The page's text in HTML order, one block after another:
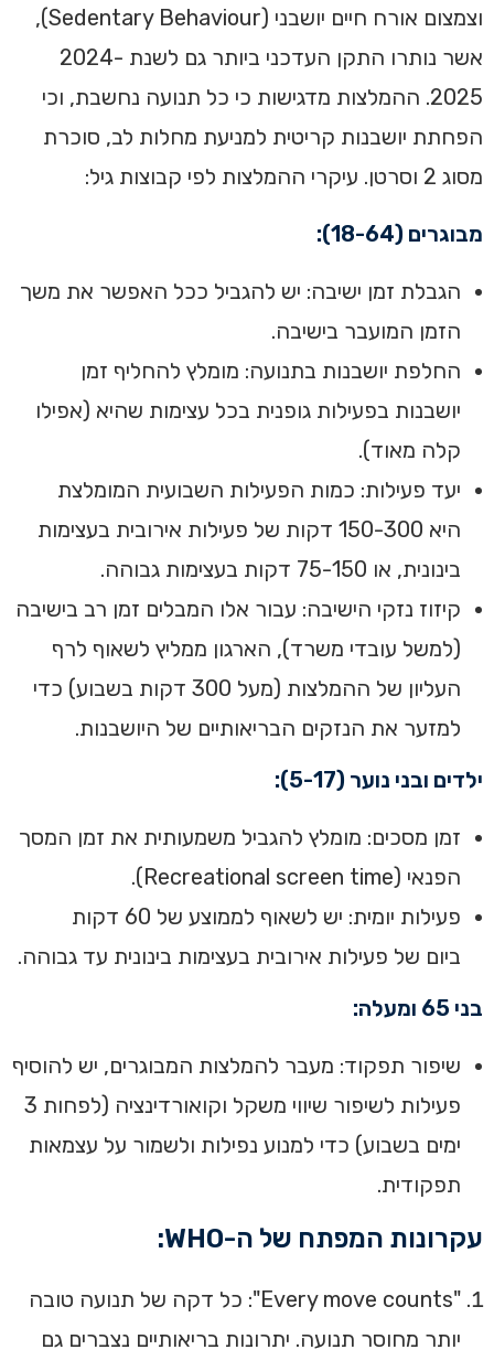
וצמצום אורח חיים יושבני (Sedentary Behaviour),
אשר נותרו התקן העדכני ביותר גם לשנת 2024-
2025. ההמלצות מדגישות כי כל תנועה נחשבת, וכי
הפחתת יושבנות קריטית למניעת מחלות לב, סוכרת
מסוג 2 וסרטן. עיקרי ההמלצות לפי קבוצות גיל:
מבוגרים (18-64):
הגבלת זמן ישיבה: יש להגביל ככל האפשר את משך
הזמן המועבר בישיבה.
החלפת יושבנות בתנועה: מומלץ להחליף זמן
יושבנות בפעילות גופנית בכל עצימות שהיא (אפילו
קלה מאוד).
יעד פעילות: כמות הפעילות השבועית המומלצת
היא 150-300 דקות של פעילות אירובית בעצימות
בינונית, או 75-150 דקות בעצימות גבוהה.
קיזוז נזקי הישיבה: עבור אלו המבלים זמן רב בישיבה
(למשל עובדי משרד), הארגון ממליץ לשאוף לרף
העליון של ההמלצות (מעל 300 דקות בשבוע) כדי
למזער את הנזקים הבריאותיים של היושבנות.
ילדים ובני נוער (5-17):
זמן מסכים: מומלץ להגביל משמעותית את זמן המסך
הפנאי (Recreational screen time).
פעילות יומית: יש לשאוף לממוצע של 60 דקות
ביום של פעילות אירובית בעצימות בינונית עד גבוהה.
בני 65 ומעלה:
שיפור תפקוד: מעבר להמלצות המבוגרים, יש להוסיף
פעילות לשיפור שיווי משקל וקואורדינציה (לפחות 3
ימים בשבוע) כדי למנוע נפילות ולשמור על עצמאות
תפקודית.
עקרונות המפתח של ה-WHO:
"Every move counts": כל דקה של תנועה טובה
יותר מחוסר תנועה. יתרונות בריאותיים נצברים גם